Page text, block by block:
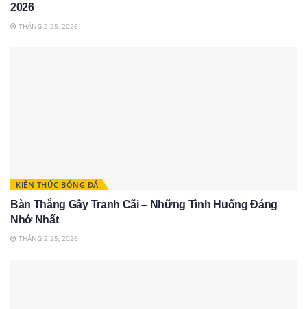
2026
THÁNG 2 25, 2026
KIẾN THỨC BÓNG ĐÁ
Bàn Thắng Gây Tranh Cãi – Những Tình Huống Đáng
Nhớ Nhất
THÁNG 2 25, 2026